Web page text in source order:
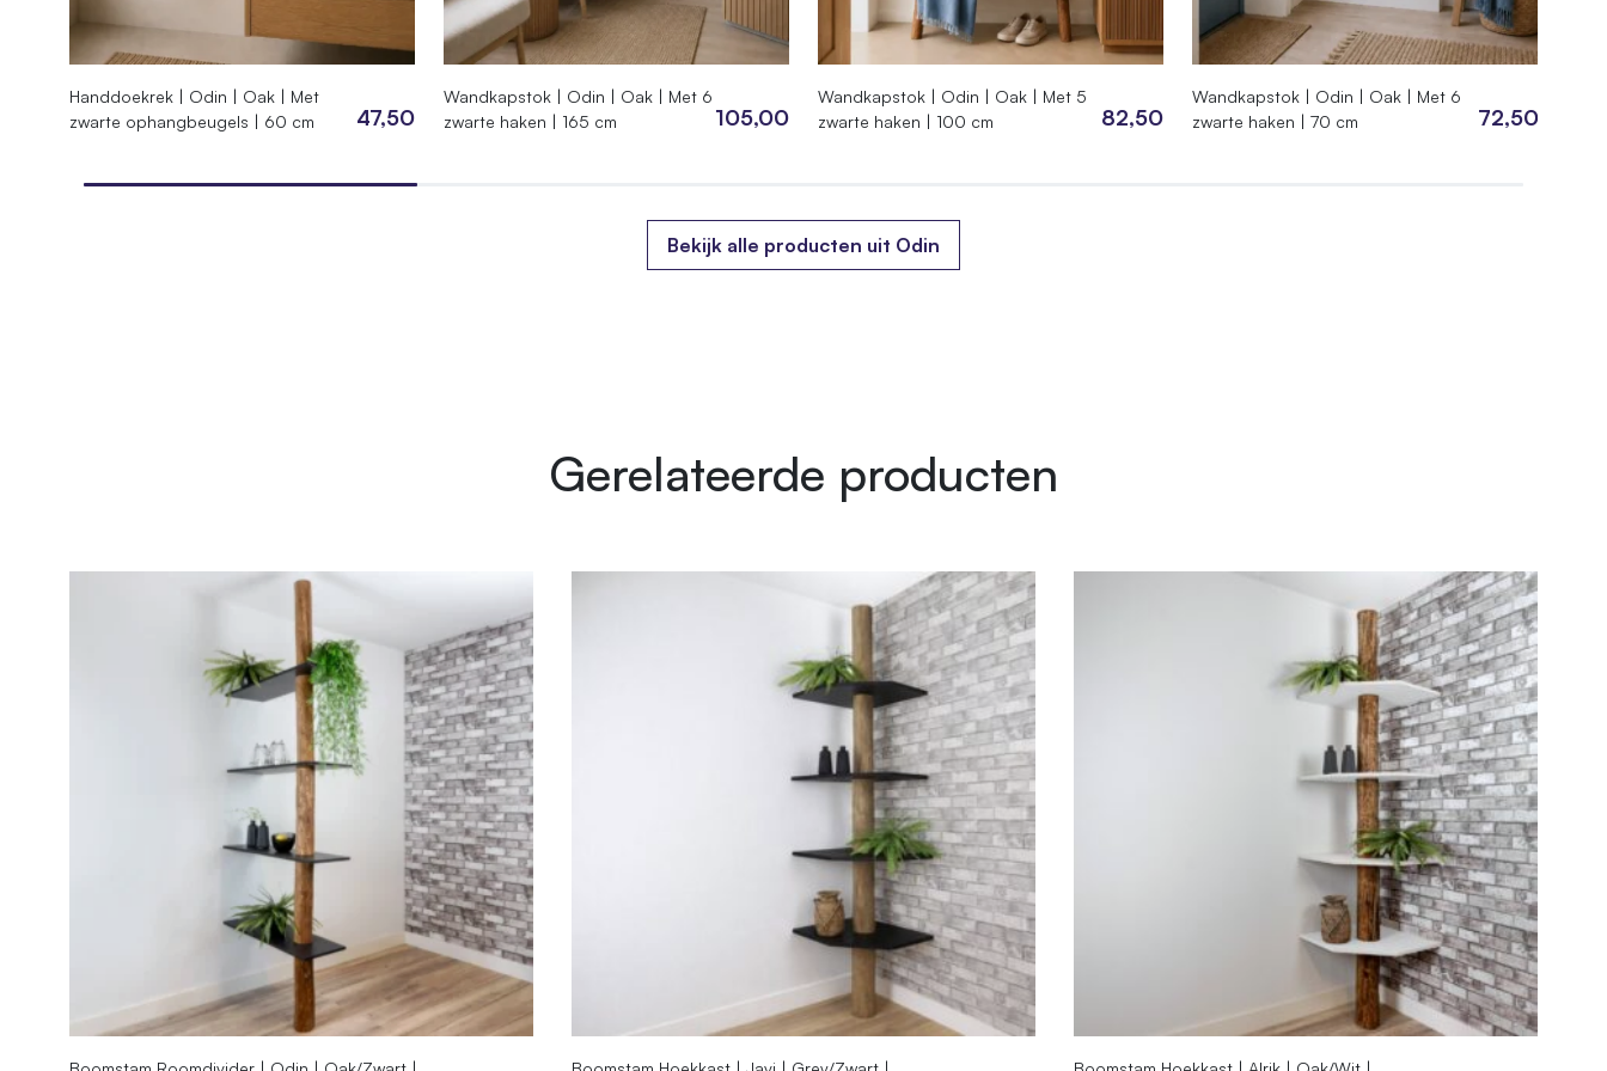
Hoogte roomdivider 140 cm
SKU 020.CC.01.140
Afmetingen
Handdoekrek | Odin | Oak | Met
zwarte ophangbeugels | 60 cm
47,50
Wandkapstok | Odin | Oak | Met 6
zwarte haken | 165 cm
105,00
Wandkapstok | Odin | Oak | Met 5
zwarte haken | 100 cm
82,50
Wandkapstok | Odin | Oak | Met 6
zwarte haken | 70 cm
72,50
Bekijk alle producten uit Odin
Gerelateerde producten